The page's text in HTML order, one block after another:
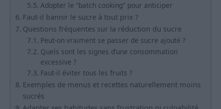
Adopter le “batch cooking” pour anticiper
Faut-il bannir le sucre à tout prix ?
Questions fréquentes sur la réduction du sucre
Peut-on vraiment se passer de sucre ajouté ?
Quels sont les signes d’une consommation
excessive ?
Faut-il éviter tous les fruits ?
Exemples de menus et recettes naturellement moins
sucrés